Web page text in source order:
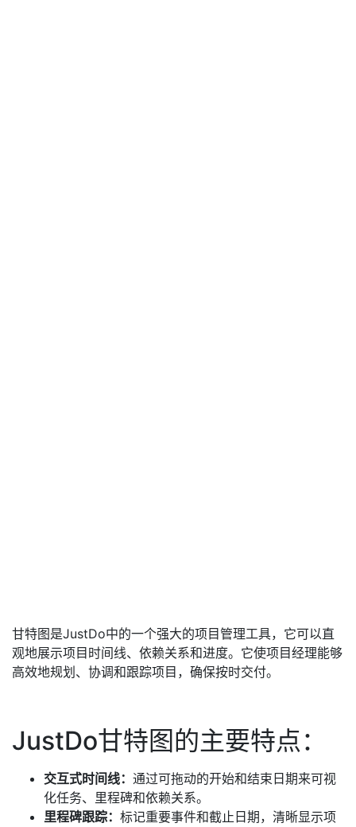
甘特图是JustDo中的一个强大的项目管理工具，它可以直
观地展示项目时间线、依赖关系和进度。它使项目经理能够
高效地规划、协调和跟踪项目，确保按时交付。
JustDo甘特图的主要特点：
交互式时间线： 通过可拖动的开始和结束日期来可视
化任务、里程碑和依赖关系。
里程碑跟踪： 标记重要事件和截止日期，清晰显示项